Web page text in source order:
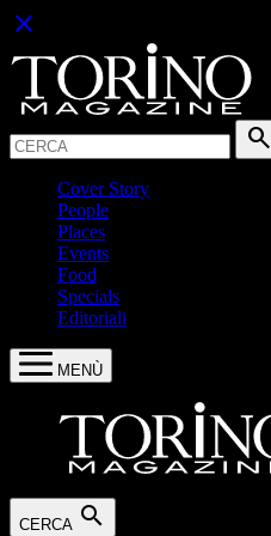
close
search
Cover Story
People
Places
Events
Food
Specials
Editoriali
MENÙ
CERCA search